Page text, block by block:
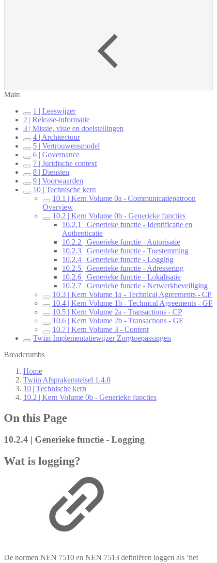
Main
1 | Leeswijzer
2 | Release-informatie
3 | Missie, visie en doelstellingen
4 | Architectuur
5 | Vertrouwensmodel
6 | Governance
7 | Juridische context
8 | Diensten
9 | Voorwaarden
10 | Technische kern
10.1 | Kern Volume 0a - Communicatiepatroon
Overview
10.2 | Kern Volume 0b - Generieke functies
10.2.1 | Generieke functie - Identificatie en
Authenticatie
10.2.2 | Generieke functie - Autorisatie
10.2.3 | Generieke functie - Toestemming
10.2.4 | Generieke functie - Logging
10.2.5 | Generieke functie - Adressering
10.2.6 | Generieke functie - Lokalisatie
10.2.7 | Generieke functie - Netwerkbeveiliging
10.3 | Kern Volume 1a - Technical Agreements - CP
10.4 | Kern Volume 1b - Technical Agreements - GF
10.5 | Kern Volume 2a - Transactions - CP
10.6 | Kern Volume 2b - Transactions - GF
10.7 | Kern Volume 3 - Content
Twiin Implementatiewijzer Zorgtoepassingen
Breadcrumbs
Home
Twiin Afsprakenstelsel 1.4.0
10 | Technische kern
10.2 | Kern Volume 0b - Generieke functies
On this Page
10.2.4 | Generieke functie - Logging
Wat is logging?
De normen NEN 7510 en NEN 7513 definiëren loggen als ‘het